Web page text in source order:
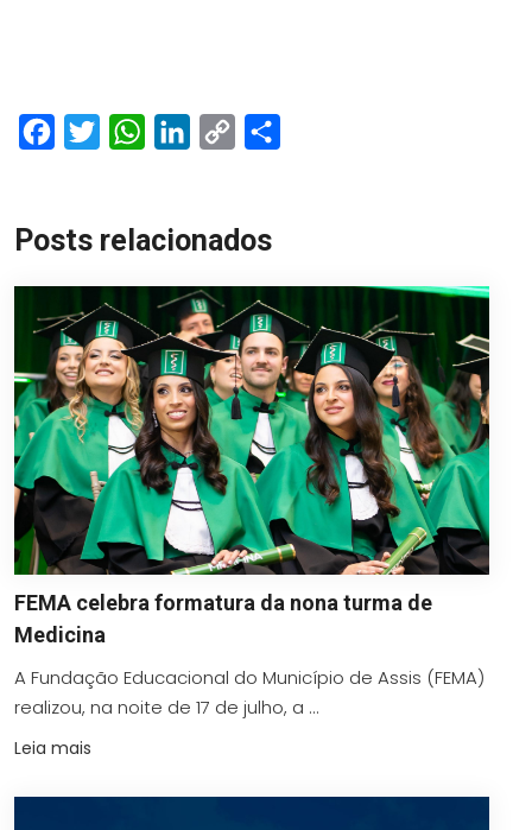
FacebookTwitterWhatsAppLinkedIn
Copy
Posts relacionados
FEMA celebra formatura da nona turma de
Medicina
A Fundação Educacional do Município de Assis (FEMA)
realizou, na noite de 17 de julho, a ...
Leia mais